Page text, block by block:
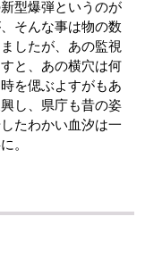
型爆弾というのが
そんな事は物の数
したが、あの監視
と、あの横穴は何
を偲ぶよすがもあ
し、県庁も昔の姿
たわかい血汐は一
。